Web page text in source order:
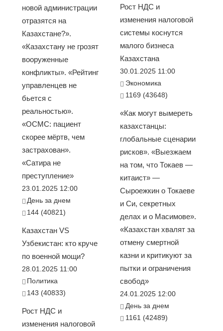
новой администрации
отразятся на
Казахстане?».
«Казахстану не грозят
вооруженные
конфликты». «Рейтинг
управленцев не
бьется с
реальностью».
«ОСМС: пациент
скорее мёртв, чем
застрахован».
«Сатира не
преступление»
23.01.2025 12:00
День за днем
144 (40821)
Казахстан VS
Узбекистан: кто круче
по военной мощи?
28.01.2025 11:00
Политика
143 (40833)
Рост НДС и
изменения налоговой
Рост НДС и
изменения налоговой
системы коснутся
малого бизнеса
Казахстана
30.01.2025 11:00
Экономика
1169 (43648)
«Как могут вымереть
казахстанцы:
глобальные сценарии
рисков». «Выезжаем
на том, что Токаев —
китаист» —
Сыроежкин о Токаеве
и Си, секретных
делах и о Масимове».
«Казахстан хвалят за
отмену смертной
казни и критикуют за
пытки и ограничения
свобод»
24.01.2025 12:00
День за днем
1161 (42489)